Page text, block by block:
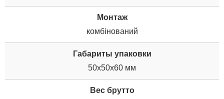
Монтаж
комбінований
Габариты упаковки
50x50x60 мм
Вес брутто